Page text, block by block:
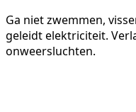
Ga niet zwemmen,
geleidt elektriciteit.
onweersluchten.